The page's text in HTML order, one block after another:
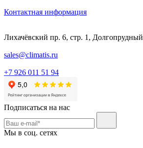
Контактная информация
Лихачёвский пр. 6, стр. 1, Долгопрудный
sales@climatis.ru
+7 926 011 51 94
Подписаться на нас
Мы в соц. сетях